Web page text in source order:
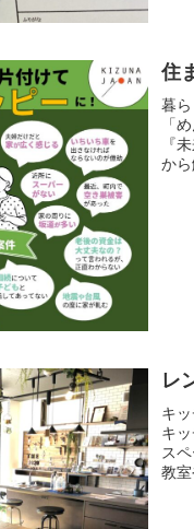
住
暮
「
『
か
レ
キ
キ
ス
教